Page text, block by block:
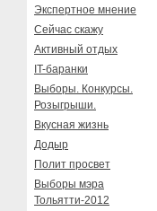
Экспертное мнение
Сейчас скажу
Активный отдых
IT-баранки
Выборы. Конкурсы.
Розыгрыши.
Вкусная жизнь
Додыр
Полит просвет
Выборы мэра
Тольятти-2012